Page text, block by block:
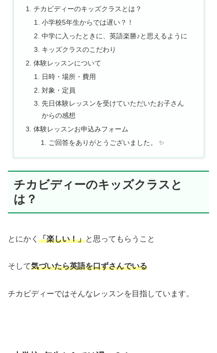
チカビディーのキッズクラスとは？
小学校5年生からでは遅い？！
中学に入ったときに、英語楽勝♪と思えるように
キッズクラスのこだわり
体験レッスンについて
日時・場所・費用
対象・定員
先日体験レッスンを受けていただいたお子さん
からの感想
体験レッスンお申込みフォーム
ご回答をありがとうございました。 ✨
チカビディーのキッズクラスと
は？
とにかく 「楽しい！」と思ってもらうこと
そして気づいたら英語を口ずさんでいる
チカビディーではそんなレッスンを目指しています。